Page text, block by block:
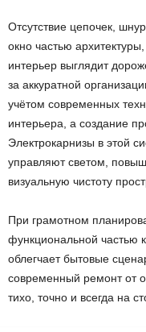
Отсутствие цепочек,
окно частью
интерьер выглядит
за аккуратной
учётом современных
интерьера, а создание
Электрокарнизы в этой
управляют светом,
визуальную чистоту
При грамотном
функциональной частью
облегчает бытовые
современный ремонт от
тихо, точно и всегда на